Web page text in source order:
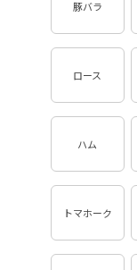
豚バラ
ロース
ハム
トマホーク